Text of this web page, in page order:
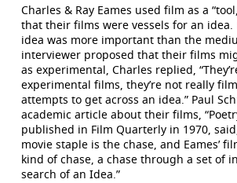
Charles & Ray Eames used film as a
that their films were vessels for an idea.
idea was more important than the
interviewer proposed that their films
as experimental, Charles replied,
experimental films, they’re not really
attempts to get across an idea.” Paul
academic article about their films,
published in Film Quarterly in 1970,
movie staple is the chase, and Eames’
kind of chase, a chase through a set of
search of an Idea.”